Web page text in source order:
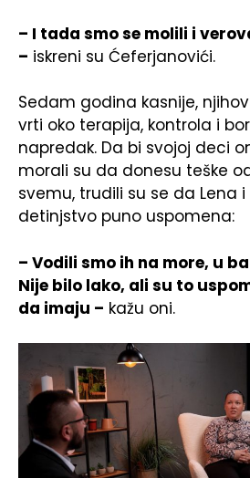
– I tada smo se molili i
– iskreni su Ćeferjanovići.
Sedam godina kasnije,
vrti oko terapija, kontrola i
napredak. Da bi svojoj deci
morali su da donesu teške
svemu, trudili su se da Lena
detinjstvo puno uspomena:
– Vodili smo ih na more, u
Nije bilo lako, ali su to
da imaju – kažu oni.